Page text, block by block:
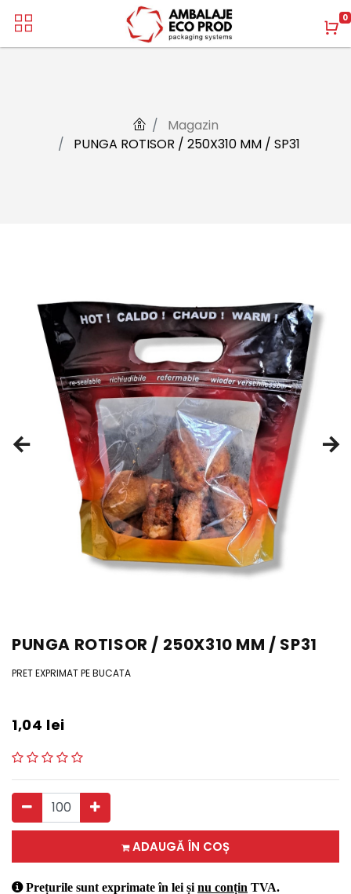
0
Magazin
PUNGA ROTISOR / 250X310 MM / SP31
PUNGA ROTISOR / 250X310 MM / SP31
PRET EXPRIMAT PE BUCATA
1,04 lei
ADAUGĂ ÎN COȘ
Prețurile sunt exprimate în lei și nu conțin TVA.